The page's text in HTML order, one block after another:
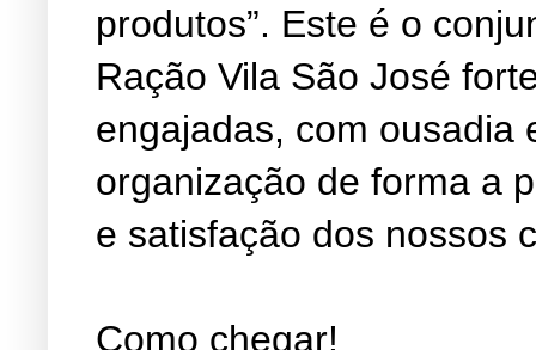
produtos”. Este é o
Ração Vila São José
engajadas, com ousadia
organização de forma a
e satisfação dos nossos
Como chegar!